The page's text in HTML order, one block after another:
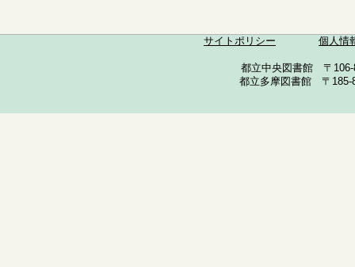
サイトポリシー 個人情
都立中央図書館 〒
都立多摩図書館 〒185-